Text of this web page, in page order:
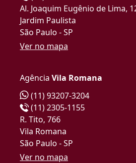
Al. Joaquim Eugênio de Lima,
Jardim Paulista
São Paulo - SP
Ver no mapa
Agência Vila Romana
(11) 93207-3204
(11) 2305-1155
R. Tito, 766
Vila Romana
São Paulo - SP
Ver no mapa